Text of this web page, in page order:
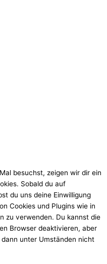
besuchst, zeigen wir dir ein
Sobald du auf
du uns deine Einwilligung
Cookies und Plugins wie in
zu verwenden. Du kannst die
Browser deaktivieren, aber
unter Umständen nicht